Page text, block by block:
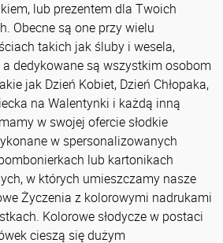
lub prezentem dla Twoich
Obecne są one przy wielu
takich jak śluby i wesela,
a dedykowane są wszystkim osobom
jak Dzień Kobiet, Dzień Chłopaka,
na Walentynki i każdą inną
w swojej ofercie słodkie
w spersonalizowanych
lub kartonikach
w których umieszczamy nasze
Życzenia z kolorowymi nadrukami
Kolorowe słodycze w postaci
cieszą się dużym